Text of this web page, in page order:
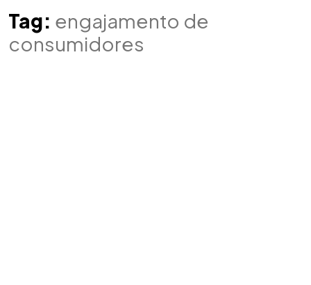
Tag: engajamento de
consumidores